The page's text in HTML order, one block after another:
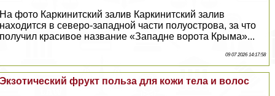
На фото Каркинитский залив Каркинитский залив
находится в северо-западной части полуострова, за что
получил красивое название «Западне ворота Крыма»...
09 07 2026 14:17:58
Экзотический фрукт польза для кожи тела и волос